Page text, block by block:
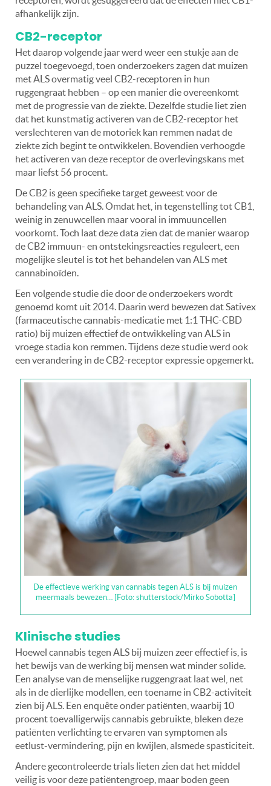
afhankelijk zijn.
CB2-receptor
Het daarop volgende jaar werd weer een stukje aan de
puzzel toegevoegd, toen onderzoekers zagen dat muizen
met ALS overmatig veel CB2-receptoren in hun
ruggengraat hebben – op een manier die overeenkomt
met de progressie van de ziekte. Dezelfde studie liet zien
dat het kunstmatig activeren van de CB2-receptor het
verslechteren van de motoriek kan remmen nadat de
ziekte zich begint te ontwikkelen. Bovendien verhoogde
het activeren van deze receptor de overlevingskans met
maar liefst 56 procent.
De CB2 is geen specifieke target geweest voor de
behandeling van ALS. Omdat het, in tegenstelling tot CB1,
weinig in zenuwcellen maar vooral in immuuncellen
voorkomt. Toch laat deze data zien dat de manier waarop
de CB2 immuun- en ontstekingsreacties reguleert, een
mogelijke sleutel is tot het behandelen van ALS met
cannabinoïden.
Een volgende studie die door de onderzoekers wordt
genoemd komt uit 2014. Daarin werd bewezen dat Sativex
(farmaceutische cannabis-medicatie met 1:1 THC-CBD
ratio) bij muizen effectief de ontwikkeling van ALS in
vroege stadia kon remmen. Tijdens deze studie werd ook
een verandering in de CB2-receptor expressie opgemerkt.
De effectieve werking van cannabis tegen ALS is bij muizen
meermaals bewezen… [Foto: shutterstock/Mirko Sobotta]
Klinische studies
Hoewel cannabis tegen ALS bij muizen zeer effectief is, is
het bewijs van de werking bij mensen wat minder solide.
Een analyse van de menselijke ruggengraat laat wel, net
als in de dierlijke modellen, een toename in CB2-activiteit
zien bij ALS. Een enquête onder patiënten, waarbij 10
procent toevalligerwijs cannabis gebruikte, bleken deze
patiënten verlichting te ervaren van symptomen als
eetlust-vermindering, pijn en kwijlen, alsmede spasticiteit.
Andere gecontroleerde trials lieten zien dat het middel
veilig is voor deze patiëntengroep, maar boden geen